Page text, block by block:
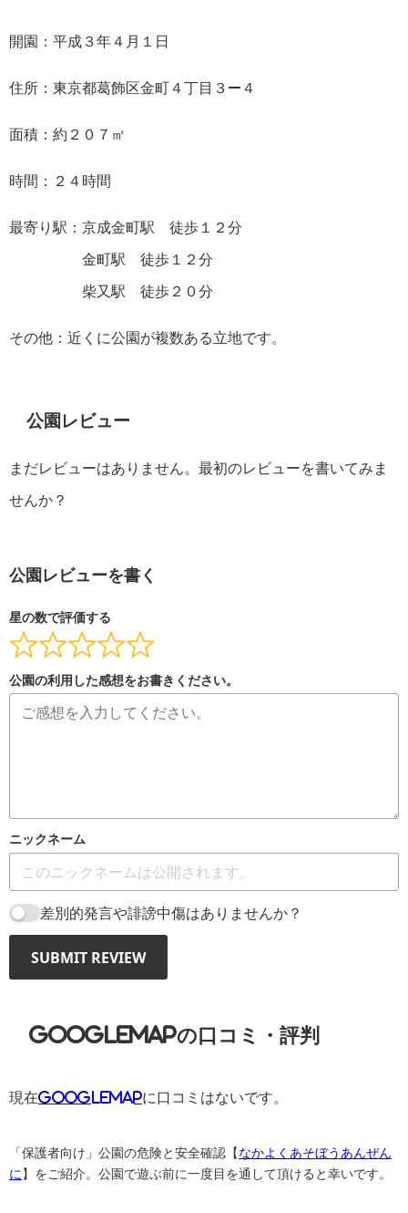
開園：平成３年４月１日
住所：東京都葛飾区金町４丁目３−４
面積：約２０７㎡
時間：２４時間
最寄り駅：京成金町駅 徒歩１２分
金町駅 徒歩１２分
柴又駅 徒歩２０分
その他：近くに公園が複数ある立地です。
公園レビュー
まだレビューはありません。最初のレビューを書いてみま
せんか？
公園レビューを書く
星の数で評価する
公園の利用した感想をお書きください。
ニックネーム
差別的発言や誹謗中傷はありませんか？
SUBMIT REVIEW
GoogleMAPの口コミ・評判
現在GoogleMAPに口コミはないです。
「保護者向け」公園の危険と安全確認【 なかよくあそぼうあんぜん
に 】をご紹介。公園で遊ぶ前に一度目を通して頂けると幸いです。